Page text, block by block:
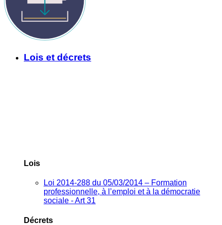
Lois et décrets
Lois
Loi 2014-288 du 05/03/2014 – Formation
professionnelle, à l’emploi et à la démocratie
sociale - Art 31
Décrets